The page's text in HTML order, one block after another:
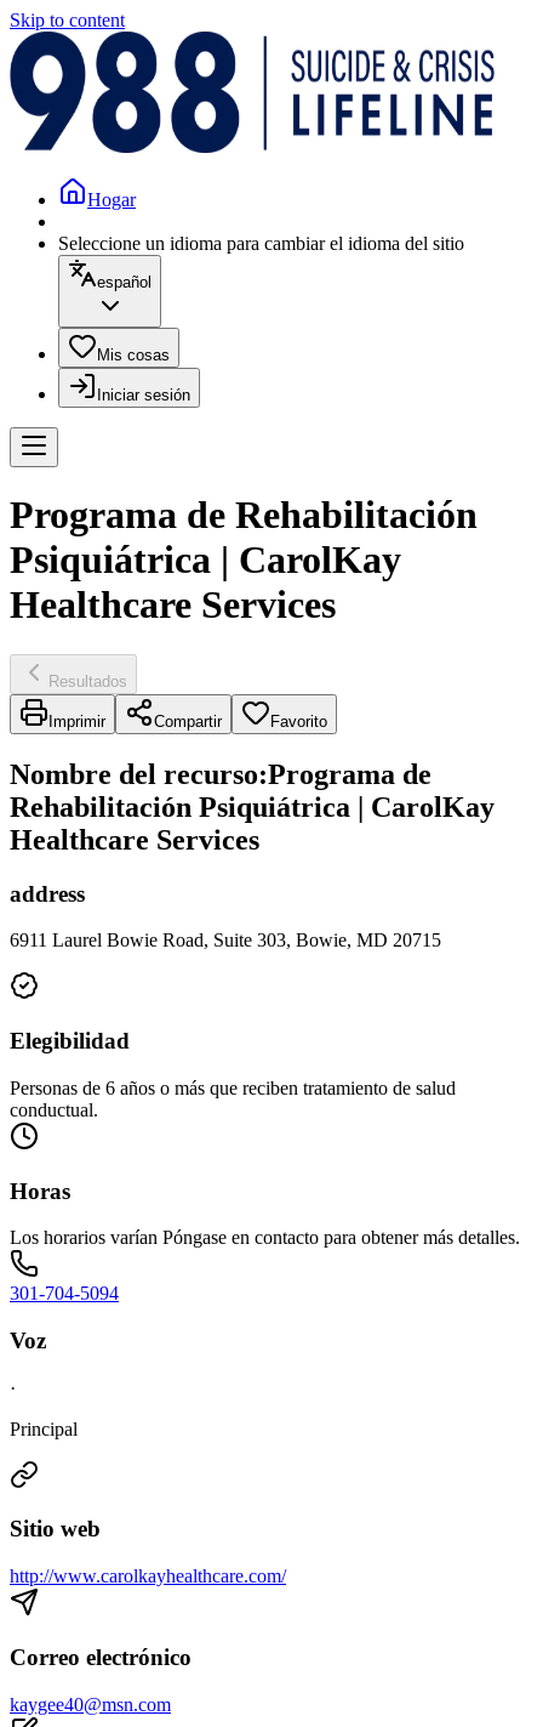
Skip to content
Hogar
Seleccione un idioma para cambiar el idioma del sitio
español
Mis cosas
Iniciar sesión
Programa de Rehabilitación
Psiquiátrica | CarolKay
Healthcare Services
Resultados
Imprimir Compartir Favorito
Nombre del recurso:Programa de
Rehabilitación Psiquiátrica | CarolKay
Healthcare Services
address
6911 Laurel Bowie Road, Suite 303, Bowie, MD 20715
Elegibilidad
Personas de 6 años o más que reciben tratamiento de salud
conductual.
Horas
Los horarios varían Póngase en contacto para obtener más detalles.
301-704-5094
Voz
·
Principal
Sitio web
http://www.carolkayhealthcare.com/
Correo electrónico
kaygee40@msn.com